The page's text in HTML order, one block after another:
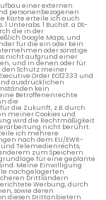
einer externen
personenbezogenen
Karte erteile ich auch
1 Buchst. a DS-
die in der
Google Maps, und
für die ein oder kein
oder sonstige
nicht aufgrund einer
und in denen oder für
Schutz meiner
Order EO12333 und
ausdrücklichen
kein
Betroffenenrechte
die
die Zukunft, z.B. durch
meiner Cookies und
wird die Rechtmäßigkeit
nicht berührt.
ich mehrere
nach dem EU/EWR-
und Telemedienrechts,
zum Speichern
für eine geplante
Meine Einwilligung
nachgelagerten
Drittländern
Werbung, durch
sowie deren
diesen Drittanbietern